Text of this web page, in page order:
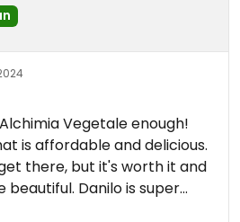
Vegetale enough!
is affordable and delicious.
there, but it's worth it and
beautiful. Danilo is super
believer in the cause.